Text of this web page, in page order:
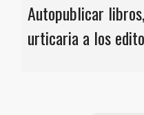
Autopublicar
urticaria a los